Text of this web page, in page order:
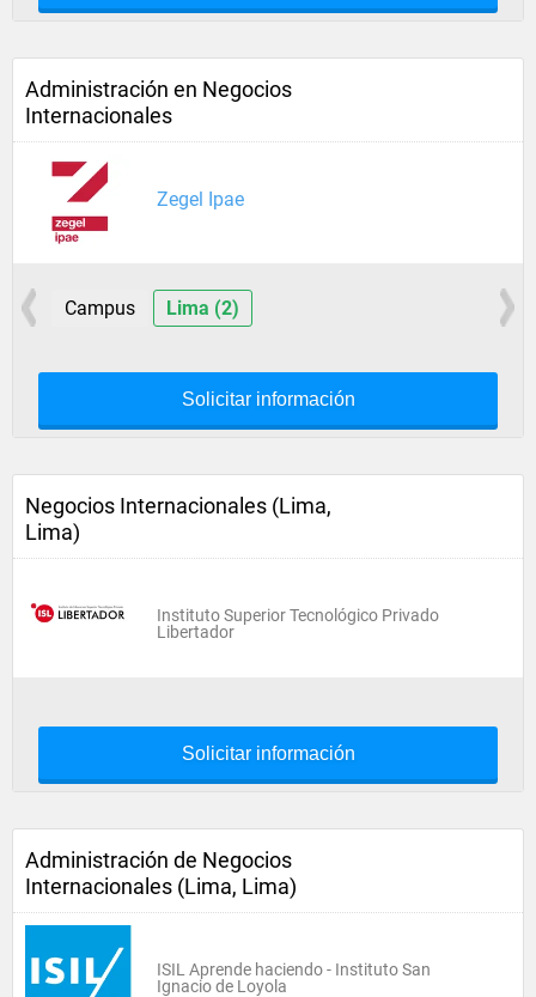
Administración en Negocios
Internacionales
Zegel Ipae
Campus Lima (2)
Solicitar información
Negocios Internacionales (Lima,
Lima)
Instituto Superior Tecnológico Privado
Libertador
Solicitar información
Administración de Negocios
Internacionales (Lima, Lima)
ISIL Aprende haciendo - Instituto San
Ignacio de Loyola